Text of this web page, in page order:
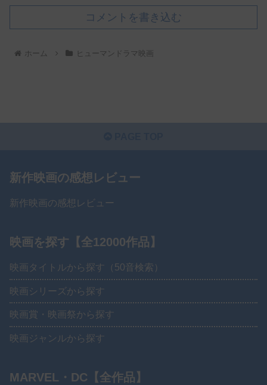
コメントを書き込む
ホーム ヒューマンドラマ映画
新作映画の感想レビュー
新作映画の感想レビュー
映画を探す【全12000作品】
映画タイトルから探す（50音検索）
映画シリーズから探す
映画賞・映画祭から探す
映画ジャンルから探す
MARVEL・DC【全作品】